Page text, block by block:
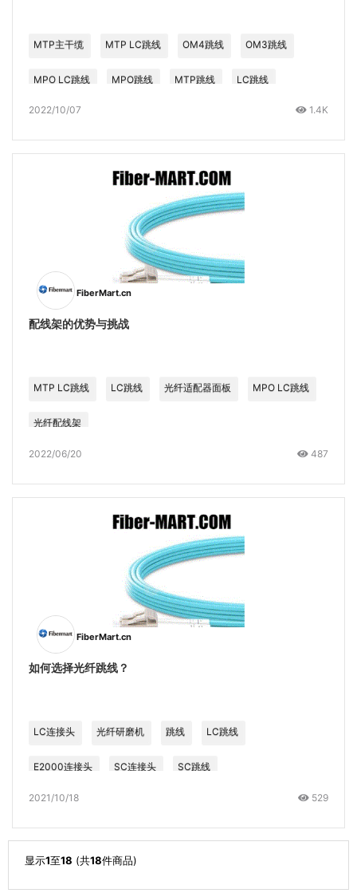
MTP主干缆 MTP LC跳线 OM4跳线 OM3跳线
MPO LC跳线 MPO跳线 MTP跳线 LC跳线
MPO主干跳线
2022/10/07 1.4K
FiberMart.cn
配线架的优势与挑战
MTP LC跳线 LC跳线 光纤适配器面板 MPO LC跳线
光纤配线架
2022/06/20 487
FiberMart.cn
如何选择光纤跳线？
LC连接头 光纤研磨机 跳线 LC跳线
E2000连接头 SC连接头 SC跳线
2021/10/18 529
显示1至18 (共18件商品)